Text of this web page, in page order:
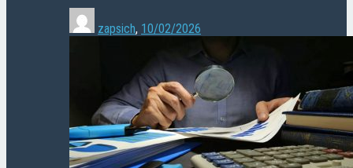
zapsich, 10/02/2026